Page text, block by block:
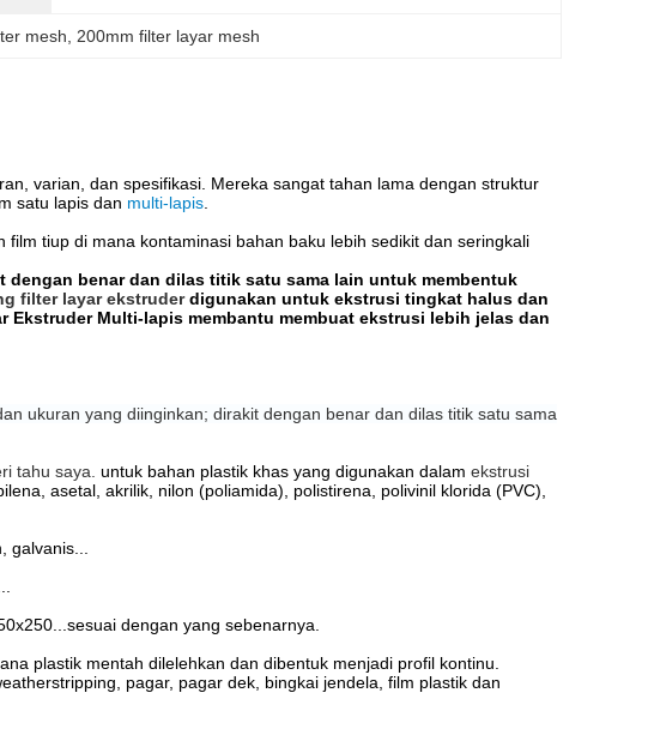
mesh 200mm filter layar mesh
varian, dan spesifikasi. Mereka sangat tahan lama dengan struktur
satu lapis dan multi-lapis
tiup di mana kontaminasi bahan baku lebih sedikit dan seringkali
dengan benar dan dilas titik satu sama lain untuk membentuk
filter layar ekstruderdigunakan untuk ekstrusi tingkat halus dan
Multi-lapis membantu membuat ekstrusi lebih jelas dan
ukuran yang diinginkan; dirakit dengan benar dan dilas titik satu sama
tahu saya. untuk bahan plastik khas yang digunakan dalam ekstrusi
asetal, akrilik, nilon (poliamida), polistirena, polivinil klorida (PVC),
dengan yang sebenarnya.
plastik mentah dilelehkan dan dibentuk menjadi profil kontinu.
pagar, pagar dek, bingkai jendela, film plastik dan